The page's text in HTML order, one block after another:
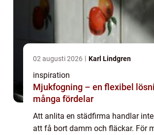
02 augusti 2026 Karl Lindgren
inspiration
Mjukfogning – en flexibel
många fördelar
Att anlita en städfirma handlar
att få bort damm och fläckar. För